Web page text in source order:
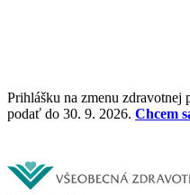
Prihlášku na zmenu zdravotnej
podať do 30. 9. 2026. Chcem